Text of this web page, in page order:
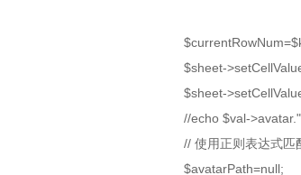
$sheet-
$sheet-
//echo $val-
// 使用正则表达式匹
$avatarPath=null;